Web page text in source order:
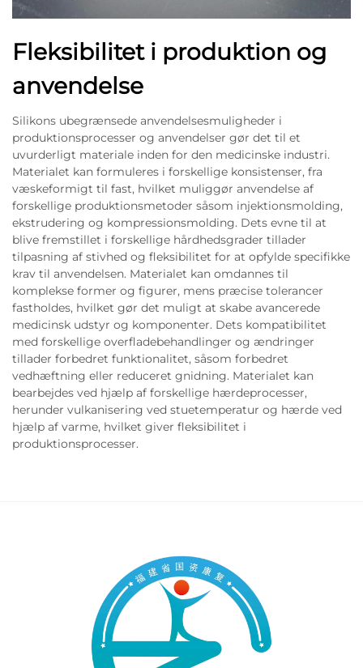
Fleksibilitet i produktion og
anvendelse
Silikons ubegrænsede anvendelsesmuligheder i
produktionsprocesser og anvendelser gør det til et
uvurderligt materiale inden for den medicinske industri.
Materialet kan formuleres i forskellige konsistenser, fra
væskeformigt til fast, hvilket muliggør anvendelse af
forskellige produktionsmetoder såsom injektionsmolding,
ekstrudering og kompressionsmolding. Dets evne til at
blive fremstillet i forskellige hårdhedsgrader tillader
tilpasning af stivhed og fleksibilitet for at opfylde specifikke
krav til anvendelsen. Materialet kan omdannes til
komplekse former og figurer, mens præcise tolerancer
fastholdes, hvilket gør det muligt at skabe avancerede
medicinsk udstyr og komponenter. Dets kompatibilitet
med forskellige overfladebehandlinger og ændringer
tillader forbedret funktionalitet, såsom forbedret
vedhæftning eller reduceret gnidning. Materialet kan
bearbejdes ved hjælp af forskellige hærdeprocesser,
herunder vulkanisering ved stuetemperatur og hærde ved
hjælp af varme, hvilket giver fleksibilitet i
produktionsprocesser.